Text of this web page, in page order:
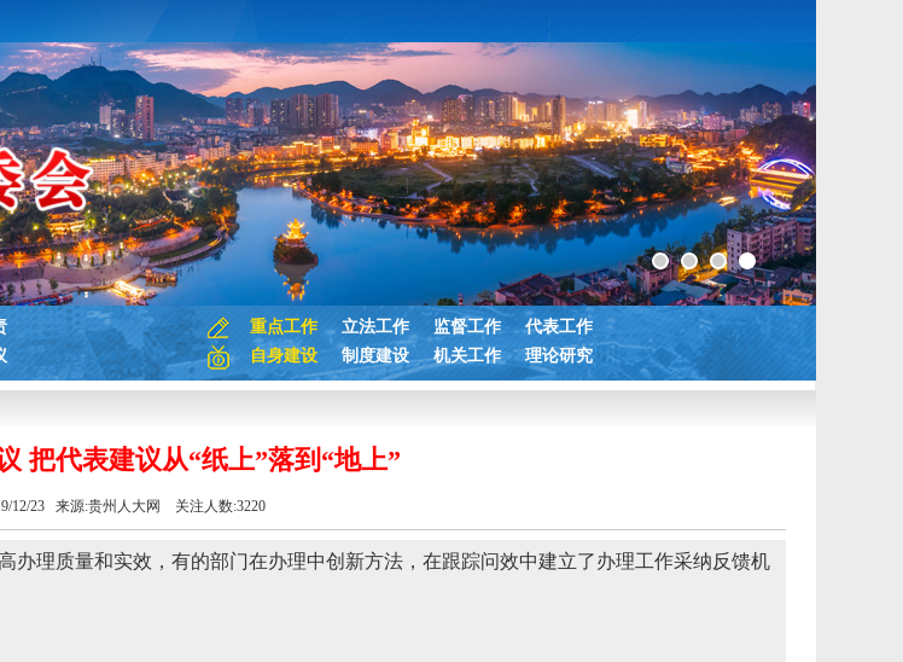
重点工作 立法工作 监督工作
代表工作
自身建设
制度建设 机关工作 理论研究
把代表建议从“纸上”落到“地上”
12/23 来源:贵州人大网 关注人数:3220
办理质量和实效，有的部门在办理中创新方法，在跟踪问效中建立了办理工作采纳反馈机